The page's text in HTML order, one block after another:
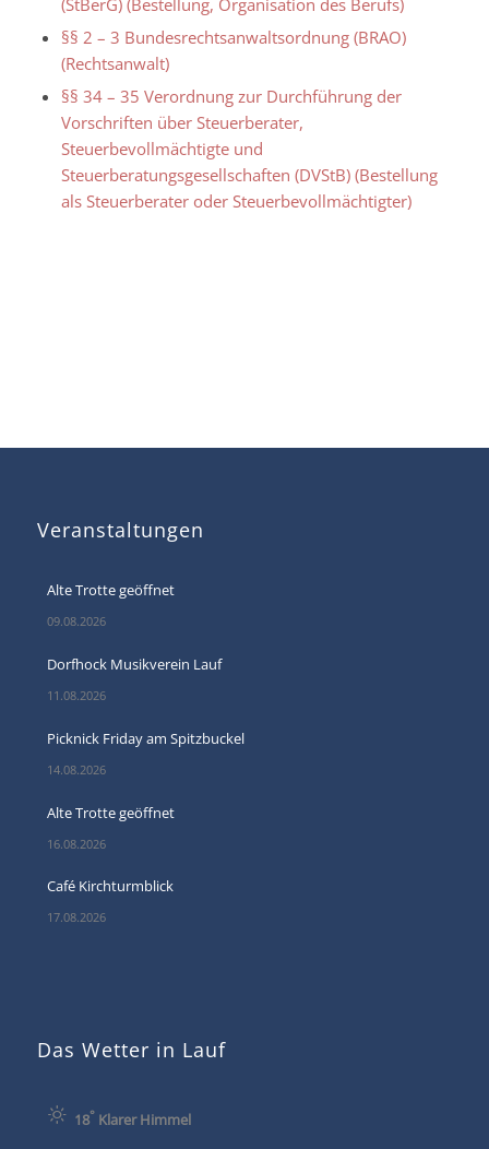
(StBerG) (Bestellung, Organisation des Berufs)
§§ 2 – 3 Bundesrechtsanwaltsordnung (BRAO)
(Rechtsanwalt)
§§ 34 – 35 Verordnung zur Durchführung der
Vorschriften über Steuerberater,
Steuerbevollmächtigte und
Steuerberatungsgesellschaften (DVStB) (Bestellung
als Steuerberater oder Steuerbevollmächtigter)
Veranstaltungen
Alte Trotte geöffnet
09.08.2026
Dorfhock Musikverein Lauf
11.08.2026
Picknick Friday am Spitzbuckel
14.08.2026
Alte Trotte geöffnet
16.08.2026
Café Kirchturmblick
17.08.2026
Das Wetter in Lauf
18°Klarer Himmel